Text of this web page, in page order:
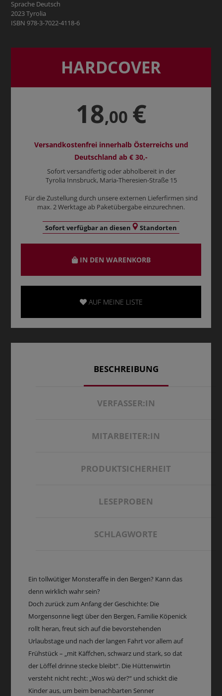
Sprache Deutsch
2023 Tyrolia
ISBN 978-3-7022-4118-6
HARDCOVER
18,00 €
Versandkostenfrei innerhalb Österreichs und
Deutschland ab € 30,-
Sofort versandfertig oder abholbereit in der
Tyrolia Innsbruck, Maria-Theresien-Straße 15
Für die Zustellung durch unsere externen Lieferfirmen sind
max. 2 Werktage ab Paketübergabe einzurechnen.
Sofort verfügbar an diesen Standorten
IN DEN WARENKORB
AUF MEINE LISTE
BESCHREIBUNG
VERFASSER:IN
MITARBEITER:IN
PRODUKTSICHERHEIT
LESEPROBEN
SCHLAGWORTE
Ein tollwütiger Monsteraffe in den Bergen? Kann das
denn wirklich wahr sein?
Doch zurück zum Anfang der Geschichte: Die
Morgensonne liegt über den Bergen, Familie Köpenick
rollt heran, freut sich auf die bevorstehenden
Urlaubstage und nach der langen Fahrt vor allem auf
Frühstück – „mit Käffchen, schwarz und stark, so dat
der Löffel drinne stecke bleibt“. Die Hüttenwirtin
versteht nicht recht: „Wos wü der?“ und schickt die
Kinder aus, um beim benachbarten Senner